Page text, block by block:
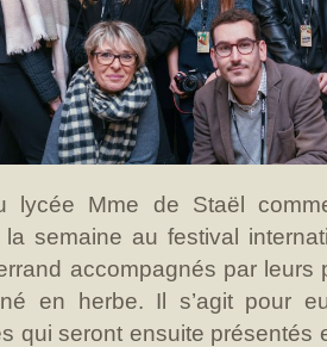
lycée Mme de Staël
semaine au festival
accompagnés par leurs
en herbe. Il s’agit pour
qui seront ensuite présentés